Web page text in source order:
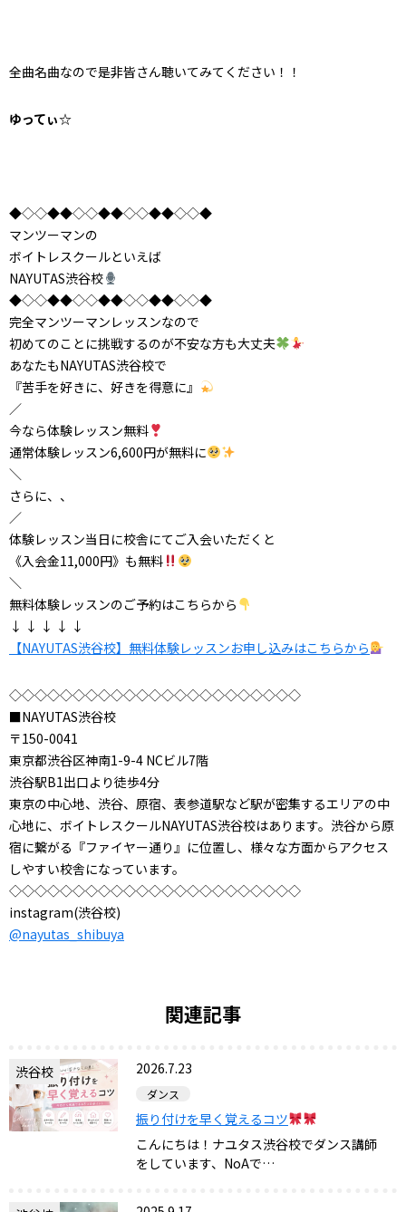
全曲名曲なので是非皆さん聴いてみてください！！
ゆってぃ☆
◆◇◇◆◆◇◇◆◆◇◇◆◆◇◇◆
マンツーマンの
ボイトレスクールといえば
NAYUTAS渋谷校
◆◇◇◆◆◇◇◆◆◇◇◆◆◇◇◆
完全マンツーマンレッスンなので
初めてのことに挑戦するのが不安な方も大丈夫
あなたもNAYUTAS渋谷校で
『苦手を好きに、好きを得意に』
／
今なら体験レッスン無料
通常体験レッスン6,600円が無料に
＼
さらに、、
／
体験レッスン当日に校舎にてご入会いただくと
《入会金11,000円》も無料
＼
無料体験レッスンのご予約はこちらから
↓ ↓ ↓ ↓ ↓
【NAYUTAS渋谷校】無料体験レッスンお申し込みはこちらから
◇◇◇◇◇◇◇◇◇◇◇◇◇◇◇◇◇◇◇◇◇◇◇
■NAYUTAS渋谷校
〒150-0041
東京都渋谷区神南1-9-4 NCビル7階
渋谷駅B1出口より徒歩4分
東京の中心地、渋谷、原宿、表参道駅など駅が密集するエリアの中
心地に、ボイトレスクールNAYUTAS渋谷校はあります。渋谷から原
宿に繋がる『ファイヤー通り』に位置し、様々な方面からアクセス
しやすい校舎になっています。
◇◇◇◇◇◇◇◇◇◇◇◇◇◇◇◇◇◇◇◇◇◇◇
instagram(渋谷校)
@nayutas_shibuya
関連記事
渋谷校 2026.7.23
ダンス
振り付けを早く覚えるコツ
こんにちは！ナユタス渋谷校でダンス講師
をしています、NoAで…